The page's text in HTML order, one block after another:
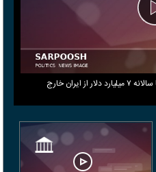
فیلم | کارشناس اقتصادی: افغانستانی‌ها سالانه ۷ میلیارد دلار از ایران خارج